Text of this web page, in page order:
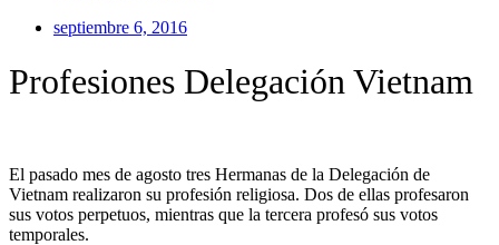
septiembre 6, 2016
Profesiones Delegación Vietnam
El pasado mes de agosto tres Hermanas de la Delegación de
Vietnam realizaron su profesión religiosa. Dos de ellas profesaron
sus votos perpetuos, mientras que la tercera profesó sus votos
temporales.